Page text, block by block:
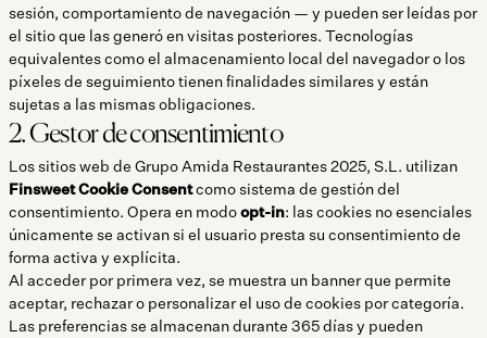
sesión, comportamiento de navegación — y pueden ser leídas por
el sitio que las generó en visitas posteriores. Tecnologías
equivalentes como el almacenamiento local del navegador o los
píxeles de seguimiento tienen finalidades similares y están
sujetas a las mismas obligaciones.
2. Gestor de consentimiento
Los sitios web de Grupo Amida Restaurantes 2025, S.L. utilizan
Finsweet Cookie Consentcomo sistema de gestión del
consentimiento. Opera en modoopt-in: las cookies no esenciales
únicamente se activan si el usuario presta su consentimiento de
forma activa y explícita.
Al acceder por primera vez, se muestra un banner que permite
aceptar, rechazar o personalizar el uso de cookies por categoría.
Las preferencias se almacenan durante 365 días y pueden